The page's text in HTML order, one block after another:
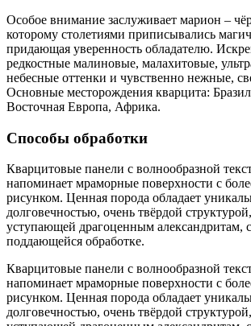
Особое внимание заслуживает марион –
которому столетиями приписывались
придающая уверенность обладателю.
редкостные малиновые, малахитовые,
небесные оттенки и чувственно нежные,
Основные месторождения кварцита:
Восточная Европа, Африка.
Способы обработки
Кварцитовые панели с волнообразной
напоминает мраморные поверхности с
рисунком. Ценная порода обладает
долговечностью, очень твёрдой
уступающей драгоценным александритам,
поддающейся обработке.
Кварцитовые панели с волнообразной
напоминает мраморные поверхности с
рисунком. Ценная порода обладает
долговечностью, очень твёрдой